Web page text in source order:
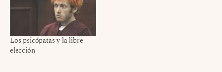
Los psicópatas y la libre
elección